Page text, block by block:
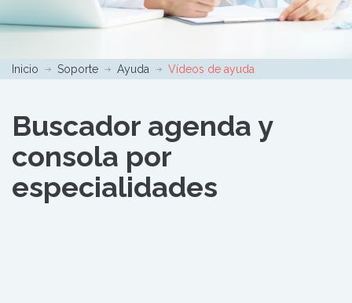
Inicio Soporte Ayuda Vídeos de ayuda
Buscador agenda y
consola por
especialidades